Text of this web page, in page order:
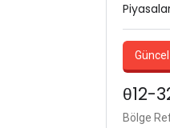
θ12-
Bölge